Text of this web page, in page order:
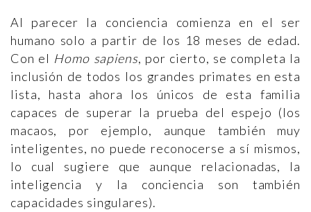
Al parecer la conciencia comienza en el ser
humano solo a partir de los 18 meses de edad.
Con el Homo sapiens, por cierto, se completa la
inclusión de todos los grandes primates en esta
lista, hasta ahora los únicos de esta familia
capaces de superar la prueba del espejo (los
macaos, por ejemplo, aunque también muy
inteligentes, no puede reconocerse a sí mismos,
lo cual sugiere que aunque relacionadas, la
inteligencia y la conciencia son también
capacidades singulares).